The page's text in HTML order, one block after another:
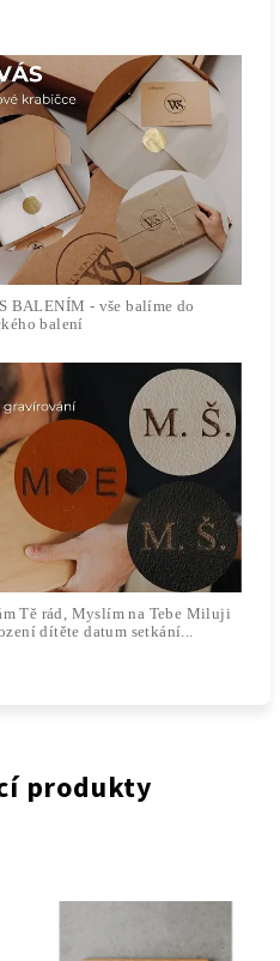
BALENÍM - vše balíme do
balení
Tě rád, Myslím na Tebe Miluji
dítěte datum setkání...
produkty